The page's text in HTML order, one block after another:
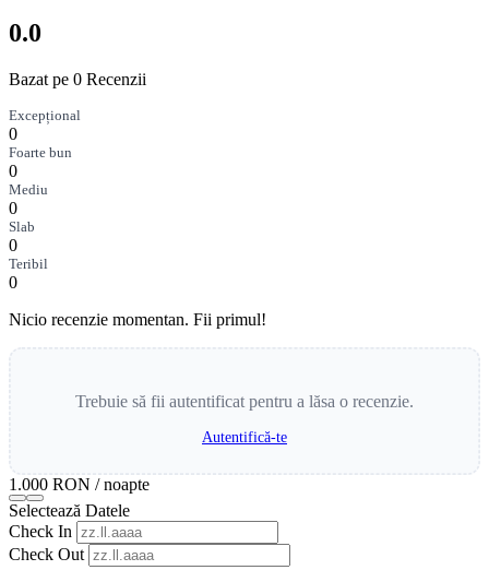
0.0
Bazat pe 0 Recenzii
Excepțional
0
Foarte bun
0
Mediu
0
Slab
0
Teribil
0
Nicio recenzie momentan. Fii primul!
Trebuie să fii autentificat pentru a lăsa o recenzie.
Autentifică-te
1.000 RON / noapte
Selectează Datele
Check In
Check Out